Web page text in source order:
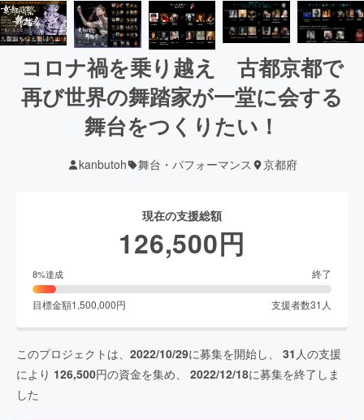
コロナ禍を乗り越え 古都京都で
再び世界の舞踏家が一堂に会する
舞台をつくりたい！
kanbutoh 舞台・パフォーマンス 京都府
現在の支援総額
126,500円
8%達成 終了
目標金額1,500,000円 支援者数31 人
このプロジェクトは、 2022/10/29に募集を開始し、 31 人の支援
により 126,500円の資金を集め、 2022/12/18に募集を終了しま
した